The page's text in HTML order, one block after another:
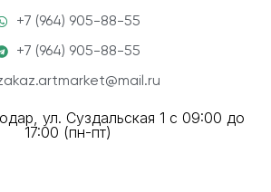
+7 (964) 905-88-55
+7 (964) 905-88-55
ул. Суздальская 1 с 09:00 до
17:00 (пн-пт)